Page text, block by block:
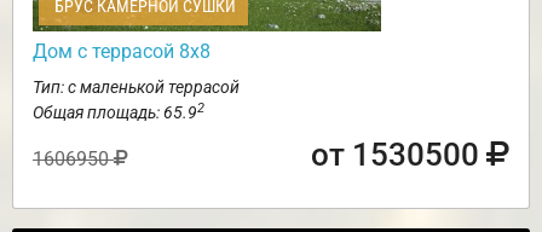
БРУС КАМЕРНОЙ СУШКИ
Дом с террасой 8х8
Тип: с маленькой террасой
Общая площадь: 65.92
1606950 от 1530500